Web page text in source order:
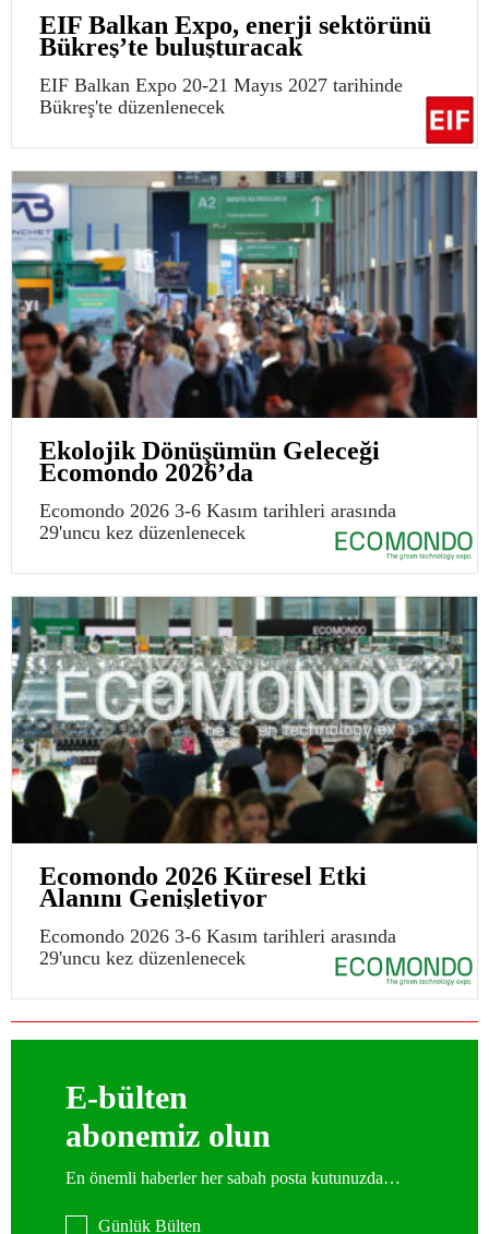
EIF Balkan Expo, enerji sektörünü
Bükreş’te buluşturacak
EIF Balkan Expo 20-21 Mayıs 2027 tarihinde
Bükreş'te düzenlenecek
Ekolojik Dönüşümün Geleceği
Ecomondo 2026’da
Ecomondo 2026 3-6 Kasım tarihleri arasında
29'uncu kez düzenlenecek
Ecomondo 2026 Küresel Etki
Alanını Genişletiyor
Ecomondo 2026 3-6 Kasım tarihleri arasında
29'uncu kez düzenlenecek
E-bülten
abonemiz olun
En önemli haberler her sabah posta kutunuzda…
Günlük Bülten